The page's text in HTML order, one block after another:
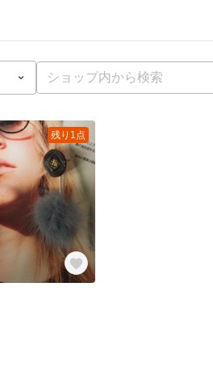
残り1点